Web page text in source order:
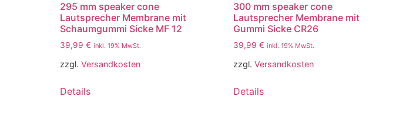
295 mm speaker cone
Lautsprecher Membrane mit
Schaumgummi Sicke MF 12
39,99 € inkl. 19% MwSt.
zzgl. Versandkosten
Details
300 mm speaker cone
Lautsprecher Membrane mit
Gummi Sicke CR26
39,99 € inkl. 19% MwSt.
zzgl. Versandkosten
Details